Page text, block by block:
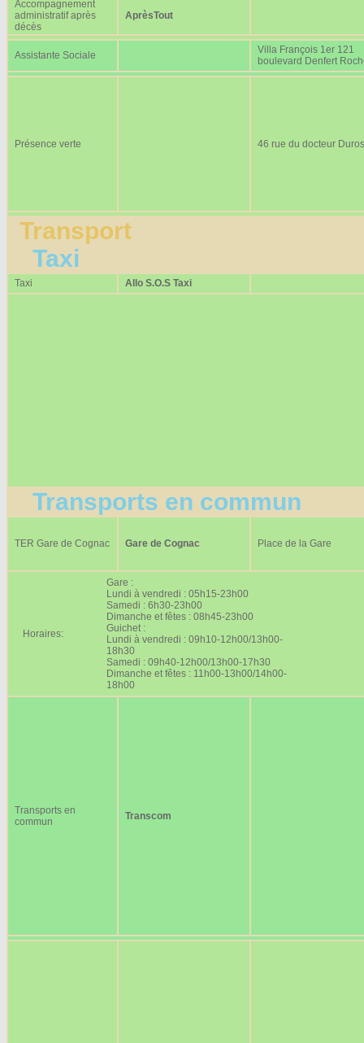
Accompagnement
administratif après
décès
AprèsTout
Assistante Sociale
Villa François 1er 121
boulevard Denfert
Présence verte 46 rue du docteur
Transport
Taxi
Taxi Allo S.O.S Taxi
Transports en commun
TER Gare de Cognac Gare de Cognac Place de la Gare
Horaires:
Gare :
Lundi à vendredi : 05h15-23h00
Samedi : 6h30-23h00
Dimanche et fêtes : 08h45-23h00
Guichet :
Lundi à vendredi : 09h10-12h00/13h00-
18h30
Samedi : 09h40-12h00/13h00-17h30
Dimanche et fêtes : 11h00-13h00/14h00-
18h00
Transports en
commun
Transcom